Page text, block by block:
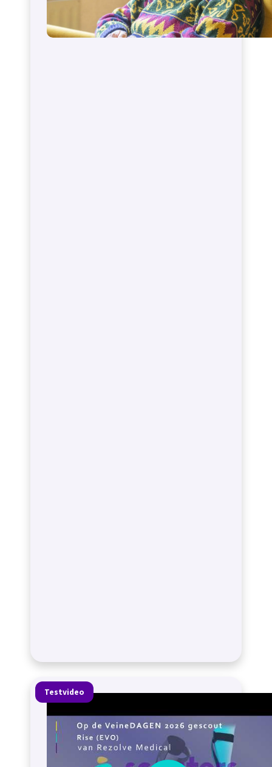
Testvideo